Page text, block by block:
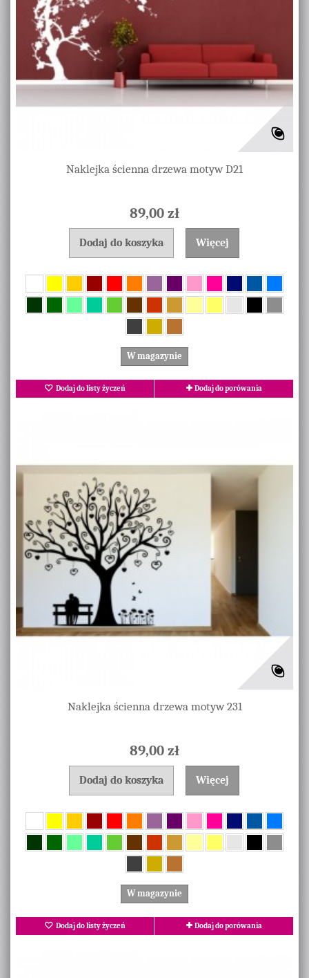
Naklejka ścienna drzewa motyw D21
89,00 zł
Dodaj do koszyka Więcej
W magazynie
Dodaj do listy życzeń Dodaj do porówania
Naklejka ścienna drzewa motyw 231
89,00 zł
Dodaj do koszyka Więcej
W magazynie
Dodaj do listy życzeń Dodaj do porówania